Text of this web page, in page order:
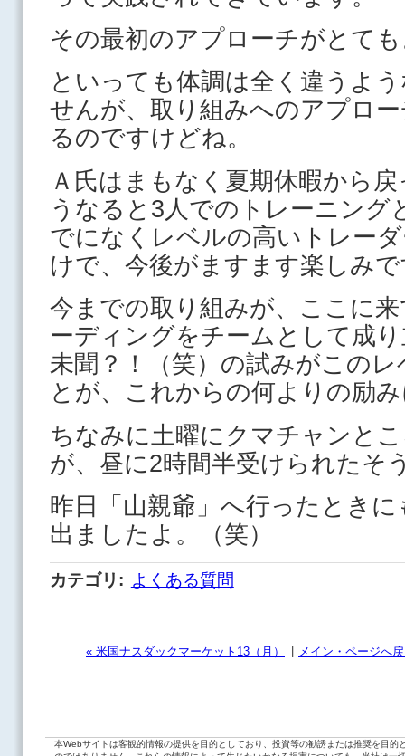
その最初のアプローチがとて
といっても体調は全く違うよ
せんが、取り組みへのアプロ
るのですけどね。
Ａ氏はまもなく夏期休暇から
うなると3人でのトレーニング
でになくレベルの高いトレー
けで、今後がますます楽しみ
今までの取り組みが、ここに
ーディングをチームとして成
未聞？！（笑）の試みがこの
とが、これからの何よりの励
ちなみに土曜にクマチャンと
が、昼に2時間半受けられたそ
昨日「山親爺」へ行ったとき
出ましたよ。（笑）
カテゴリ : よくある質問
« 米国ナスダックマーケット13（月） メイン・ページへ
本Webサイトは客観的情報の提供を目的としており、投資等の勧誘または推奨を目